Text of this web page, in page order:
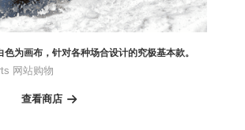
色为画布，针对各种场合设计的究极基本款。
网站购物
查看商店